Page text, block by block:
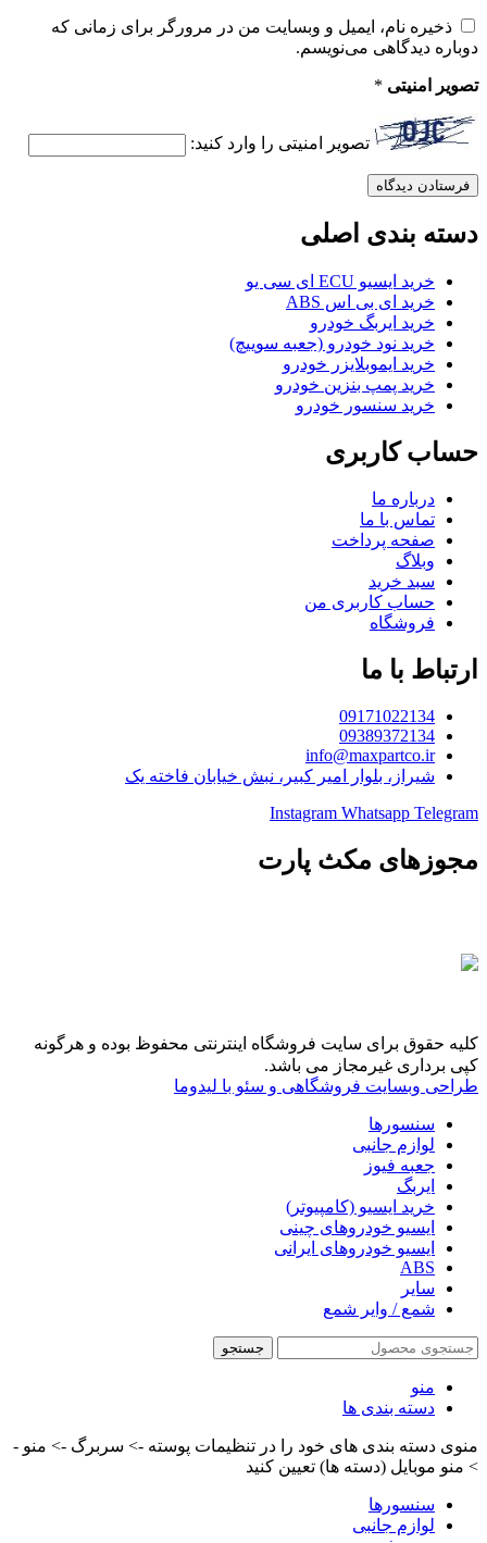
ذخیره نام، ایمیل و وبسایت من در مرورگر برای زمانی که
دوباره دیدگاهی می‌نویسم.
تصویر امنیتی *
تصویر امنیتی را وارد کنید:
دسته بندی اصلی
خرید ایسیو ECU ای سی یو
خرید ای بی اس ABS
خرید ایربگ خودرو
خرید نود خودرو (جعبه سوییچ)
خرید ایموبلایزر خودرو
خرید پمپ بنزین خودرو
خرید سنسور خودرو
حساب کاربری
درباره ما
تماس با ما
صفحه پرداخت
وبلاگ
سبد خرید
حساب کاربری من
فروشگاه
ارتباط با ما
09171022134
09389372134
info@maxpartco.ir
شیراز، بلوار امیر کبیر، نبش خیابان فاخته یک
Instagram Whatsapp Telegram
مجوزهای مکث پارت
کلیه حقوق برای سایت فروشگاه اینترنتی محفوظ بوده و هرگونه
کپی برداری غیرمجاز می باشد.
طراحی وبسایت فروشگاهی و سئو با لیدوما
سنسورها
لوازم جانبی
جعبه فیوز
ایربگ
خرید ایسیو (کامپیوتر)
ایسیو خودروهای چینی
ایسیو خودروهای ایرانی
ABS
سایر
شمع / وایر شمع
جستجو
منو
دسته بندی ها
منوی دسته بندی های خود را در تنظیمات پوسته -> سربرگ -> منو -
> منو موبایل (دسته ها) تعیین کنید
سنسورها
لوازم جانبی